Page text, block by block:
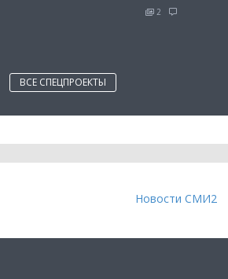
2
ВСЕ СПЕЦПРОЕКТЫ
Новости СМИ2